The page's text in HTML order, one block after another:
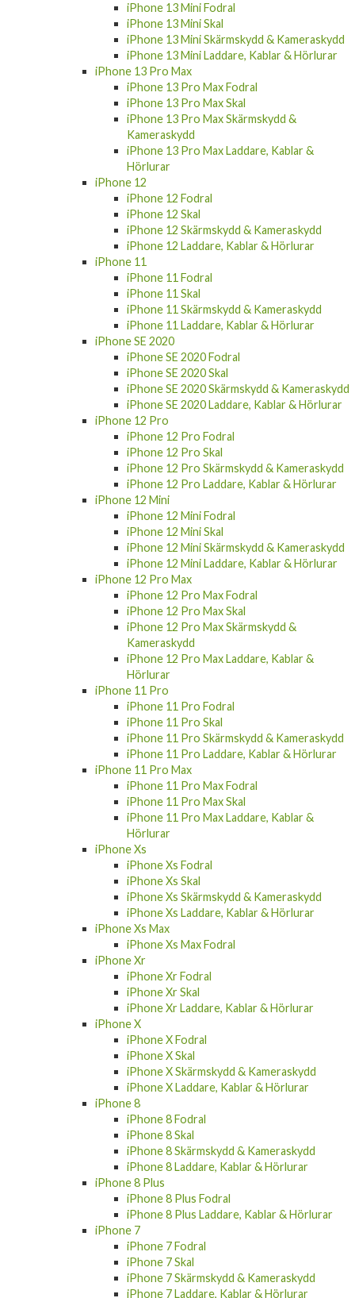
iPhone 13 Mini Fodral
iPhone 13 Mini Skal
iPhone 13 Mini Skärmskydd & Kameraskydd
iPhone 13 Mini Laddare, Kablar & Hörlurar
iPhone 13 Pro Max
iPhone 13 Pro Max Fodral
iPhone 13 Pro Max Skal
iPhone 13 Pro Max Skärmskydd &
Kameraskydd
iPhone 13 Pro Max Laddare, Kablar &
Hörlurar
iPhone 12
iPhone 12 Fodral
iPhone 12 Skal
iPhone 12 Skärmskydd & Kameraskydd
iPhone 12 Laddare, Kablar & Hörlurar
iPhone 11
iPhone 11 Fodral
iPhone 11 Skal
iPhone 11 Skärmskydd & Kameraskydd
iPhone 11 Laddare, Kablar & Hörlurar
iPhone SE 2020
iPhone SE 2020 Fodral
iPhone SE 2020 Skal
iPhone SE 2020 Skärmskydd & Kameraskydd
iPhone SE 2020 Laddare, Kablar & Hörlurar
iPhone 12 Pro
iPhone 12 Pro Fodral
iPhone 12 Pro Skal
iPhone 12 Pro Skärmskydd & Kameraskydd
iPhone 12 Pro Laddare, Kablar & Hörlurar
iPhone 12 Mini
iPhone 12 Mini Fodral
iPhone 12 Mini Skal
iPhone 12 Mini Skärmskydd & Kameraskydd
iPhone 12 Mini Laddare, Kablar & Hörlurar
iPhone 12 Pro Max
iPhone 12 Pro Max Fodral
iPhone 12 Pro Max Skal
iPhone 12 Pro Max Skärmskydd &
Kameraskydd
iPhone 12 Pro Max Laddare, Kablar &
Hörlurar
iPhone 11 Pro
iPhone 11 Pro Fodral
iPhone 11 Pro Skal
iPhone 11 Pro Skärmskydd & Kameraskydd
iPhone 11 Pro Laddare, Kablar & Hörlurar
iPhone 11 Pro Max
iPhone 11 Pro Max Fodral
iPhone 11 Pro Max Skal
iPhone 11 Pro Max Laddare, Kablar &
Hörlurar
iPhone Xs
iPhone Xs Fodral
iPhone Xs Skal
iPhone Xs Skärmskydd & Kameraskydd
iPhone Xs Laddare, Kablar & Hörlurar
iPhone Xs Max
iPhone Xs Max Fodral
iPhone Xr
iPhone Xr Fodral
iPhone Xr Skal
iPhone Xr Laddare, Kablar & Hörlurar
iPhone X
iPhone X Fodral
iPhone X Skal
iPhone X Skärmskydd & Kameraskydd
iPhone X Laddare, Kablar & Hörlurar
iPhone 8
iPhone 8 Fodral
iPhone 8 Skal
iPhone 8 Skärmskydd & Kameraskydd
iPhone 8 Laddare, Kablar & Hörlurar
iPhone 8 Plus
iPhone 8 Plus Fodral
iPhone 8 Plus Laddare, Kablar & Hörlurar
iPhone 7
iPhone 7 Fodral
iPhone 7 Skal
iPhone 7 Skärmskydd & Kameraskydd
iPhone 7 Laddare, Kablar & Hörlurar